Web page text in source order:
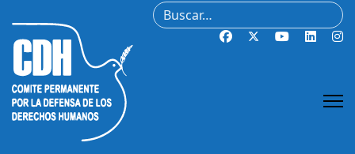
Buscar